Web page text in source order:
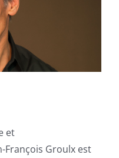
et
François Groulx est